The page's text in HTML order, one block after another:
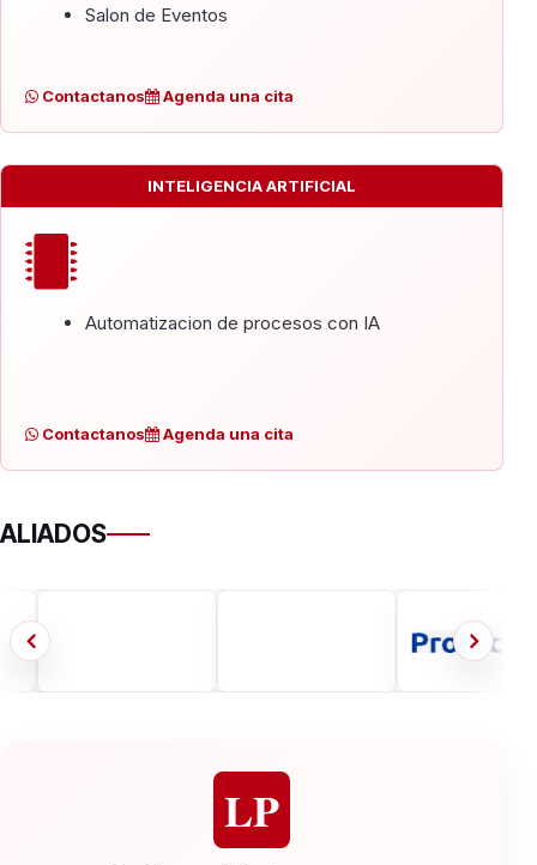
Salon de Eventos
Contactanos Agenda una cita
INTELIGENCIA ARTIFICIAL
Automatizacion de procesos con IA
Contactanos Agenda una cita
ALIADOS
LP